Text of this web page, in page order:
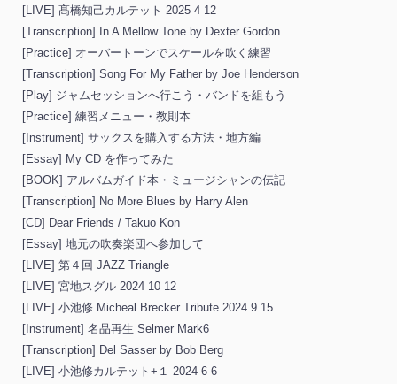
[LIVE] 髙橋知己カルテット 2025 4 12
[Transcription] In A Mellow Tone by Dexter Gordon
[Practice] オーバートーンでスケールを吹く練習
[Transcription] Song For My Father by Joe Henderson
[Play] ジャムセッションへ行こう・バンドを組もう
[Practice] 練習メニュー・教則本
[Instrument] サックスを購入する方法・地方編
[Essay] My CD を作ってみた
[BOOK] アルバムガイド本・ミュージシャンの伝記
[Transcription] No More Blues by Harry Alen
[CD] Dear Friends / Takuo Kon
[Essay] 地元の吹奏楽団へ参加して
[LIVE] 第４回 JAZZ Triangle
[LIVE] 宮地スグル 2024 10 12
[LIVE] 小池修 Micheal Brecker Tribute 2024 9 15
[Instrument] 名品再生 Selmer Mark6
[Transcription] Del Sasser by Bob Berg
[LIVE] 小池修カルテット+１ 2024 6 6